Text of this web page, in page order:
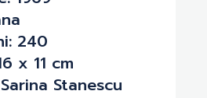
240
x 11 cm
Sarina Stanescu